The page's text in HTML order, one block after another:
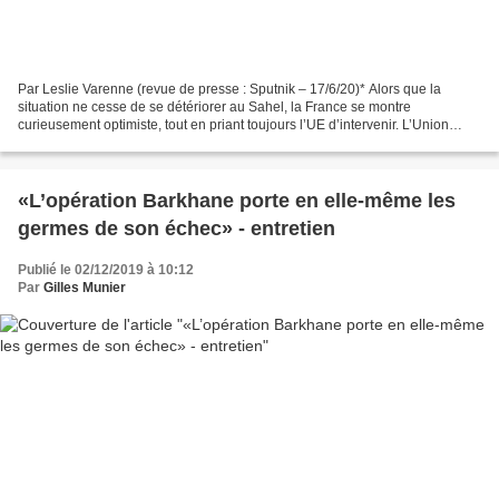
Par Leslie Varenne (revue de presse : Sputnik – 17/6/20)* Alors que la
situation ne cesse de se détériorer au Sahel, la France se montre
curieusement optimiste, tout en priant toujours l’UE d’intervenir. L’Union
«L’opération Barkhane porte en elle-même les
germes de son échec» - entretien
Publié le 02/12/2019 à 10:12
Par Gilles Munier